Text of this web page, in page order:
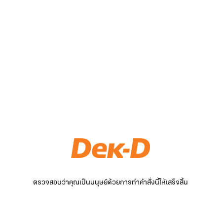
ตรวจสอบว่าคุณเป็นมนุษย์ด้วยการทำคำสั่งนี้ให้เสร็จสิ้น